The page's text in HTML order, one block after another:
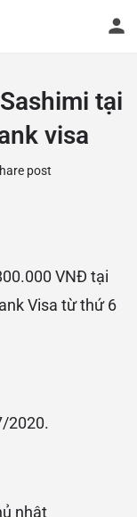
tại
visa
post
VNĐ tại
Visa từ thứ 6
2020.
nhật